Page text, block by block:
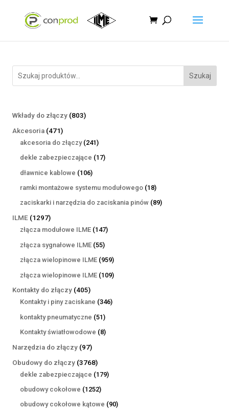
Szukaj
Wkłady do złączy 803803
Akcesoria 471471
produktów
akcesoria do złączy 241241
produktów
dekle zabezpieczające 1717
dławnice kablowe 106106
produktów
ramki montażowe systemu modułowego 1818
produktów
zaciskarki i narzędzia do zaciskania pinów 8989
ILME 12971297
produktów
złącza modułowe ILME 147147
złącza sygnałowe ILME 5555
produktów
złącza wielopinowe ILME 959959
produktów
złącza wielopinowe ILME 109109
Kontakty do złączy 405405
produktów
Kontakty i piny zaciskane 346346
kontakty pneumatyczne 5151
produktów
Kontakty światłowodowe 88
Narzędzia do złączy 9797
produktów
Obudowy do złączy 37683768
produktów
dekle zabezpieczające 179179
obudowy cokołowe 12521252
produkty
obudowy cokołowe kątowe 9090